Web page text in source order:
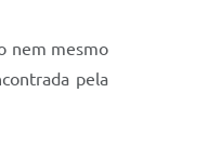
nem mesmo
pela